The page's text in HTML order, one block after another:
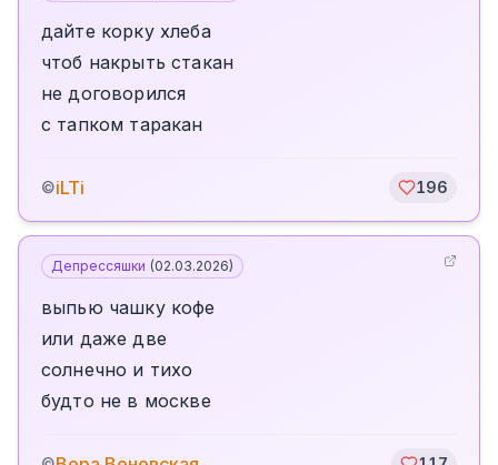
дайте корку хлеба
чтоб накрыть стакан
не договорился
с тапком таракан
©iLTi 196
Депрессяшки (02.03.2026)
выпью чашку кофе
или даже две
солнечно и тихо
будто не в москве